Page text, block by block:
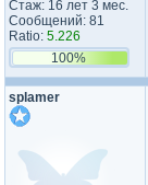
Стаж: 16 лет 3 мес.
Сообщений: 81
Ratio: 5.226
100%
splamer